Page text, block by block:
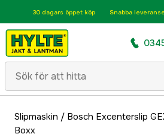
30 dagars öppet köp Snabba
Slipmaskin / Bosch Excenterslip
Boxx